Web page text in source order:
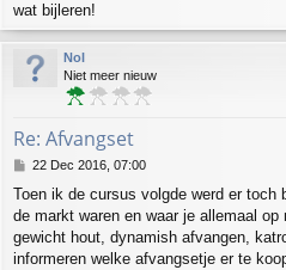
wat bijleren!
Nol
Niet meer nieuw
Re: Afvangset
P
s
t
22 Dec 2016, 07:00
Toen ik de cursus volgde werd er toch
de markt waren en waar je allemaal
gewicht hout, dynamish afvangen,
informeren welke afvangsetje er te